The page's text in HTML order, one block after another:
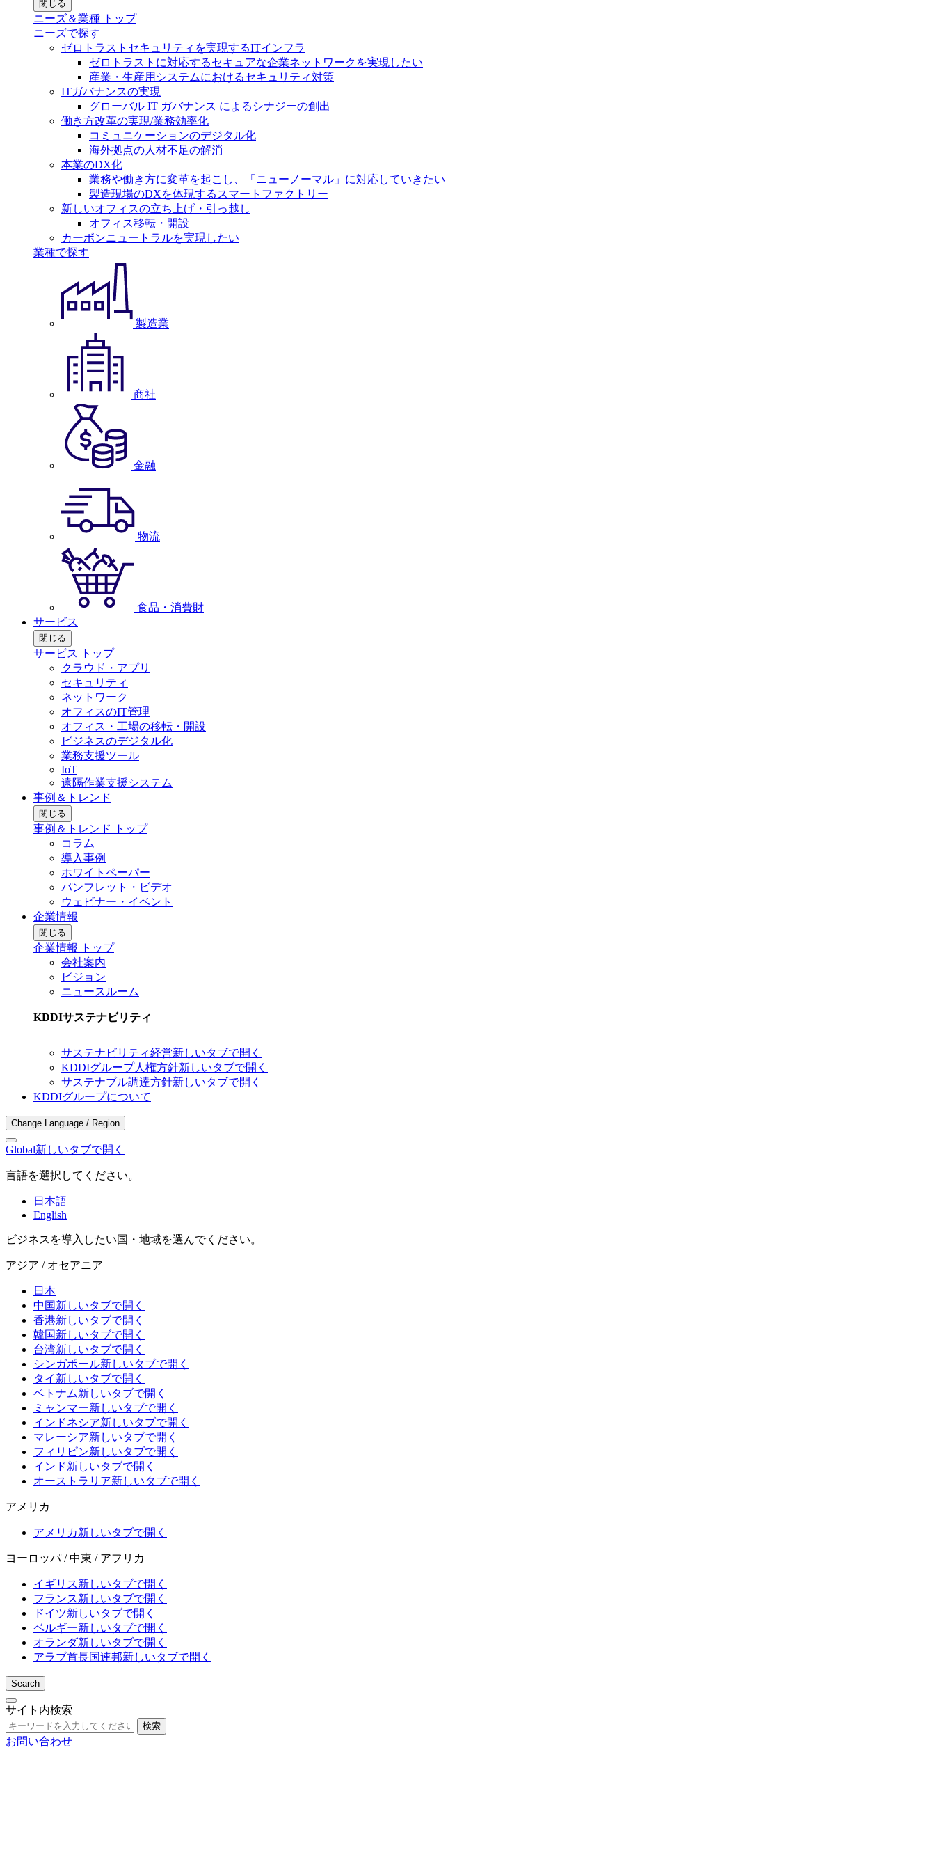
閉じる
ニーズ＆業種 トップ
ニーズで探す
ゼロトラストセキュリティを実現するITインフラ
ゼロトラストに対応するセキュアな企業ネットワークを実現したい
産業・生産用システムにおけるセキュリティ対策
ITガバナンスの実現
グローバル IT ガバナンス によるシナジーの創出
働き方改革の実現/業務効率化
コミュニケーションのデジタル化
海外拠点の人材不足の解消
本業のDX化
業務や働き方に変革を起こし、「ニューノーマル」に対応していきたい
製造現場のDXを体現するスマートファクトリー
新しいオフィスの立ち上げ・引っ越し
オフィス移転・開設
カーボンニュートラルを実現したい
業種で探す
製造業
商社
金融
物流
食品・消費財
サービス
閉じる
サービス トップ
クラウド・アプリ
セキュリティ
ネットワーク
オフィスのIT管理
オフィス・工場の移転・開設
ビジネスのデジタル化
業務支援ツール
IoT
遠隔作業支援システム
事例＆トレンド
閉じる
事例＆トレンド トップ
コラム
導入事例
ホワイトペーパー
パンフレット・ビデオ
ウェビナー・イベント
企業情報
閉じる
企業情報 トップ
会社案内
ビジョン
ニュースルーム
KDDIサステナビリティ
サステナビリティ経営新しいタブで開く
KDDIグループ人権方針新しいタブで開く
サステナブル調達方針新しいタブで開く
KDDIグループについて
Change Language / Region
Global新しいタブで開く
言語を選択してください。
日本語
English
ビジネスを導入したい国・地域を選んでください。
アジア / オセアニア
日本
中国新しいタブで開く
香港新しいタブで開く
韓国新しいタブで開く
台湾新しいタブで開く
シンガポール新しいタブで開く
タイ 新しいタブで開く
ベトナム新しいタブで開く
ミャンマー新しいタブで開く
インドネシア新しいタブで開く
マレーシア新しいタブで開く
フィリピン新しいタブで開く
インド新しいタブで開く
オーストラリア新しいタブで開く
アメリカ
アメリカ新しいタブで開く
ヨーロッパ / 中東 / アフリカ
イギリス新しいタブで開く
フランス新しいタブで開く
ドイツ新しいタブで開く
ベルギー新しいタブで開く
オランダ新しいタブで開く
アラブ首長国連邦新しいタブで開く
Search
サイト内検索
検索
お問い合わせ